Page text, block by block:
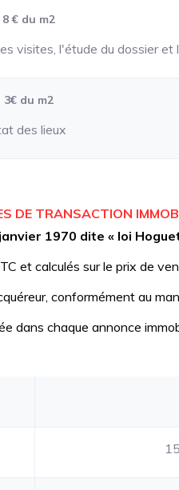
8 € du m2
visites, l'étude du dossier et
3€ du m2
des lieux
DE TRANSACTION
1970 dite « loi
et calculés sur le prix de
conformément au
dans chaque annonce